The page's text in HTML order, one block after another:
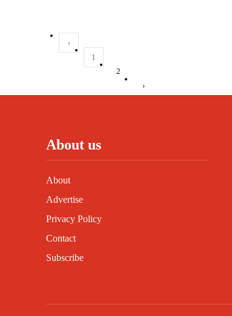
‹
1
2
›
About us
About
Advertise
Privacy Policy
Contact
Subscribe